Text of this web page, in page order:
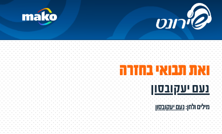
ואת תבואי בחזרה
נעם יעקובסון
מילים ולחן:נעם יעקובסון